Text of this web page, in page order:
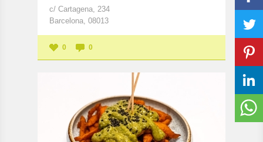
c/ Cartagena, 234
Barcelona, 08013
0 0